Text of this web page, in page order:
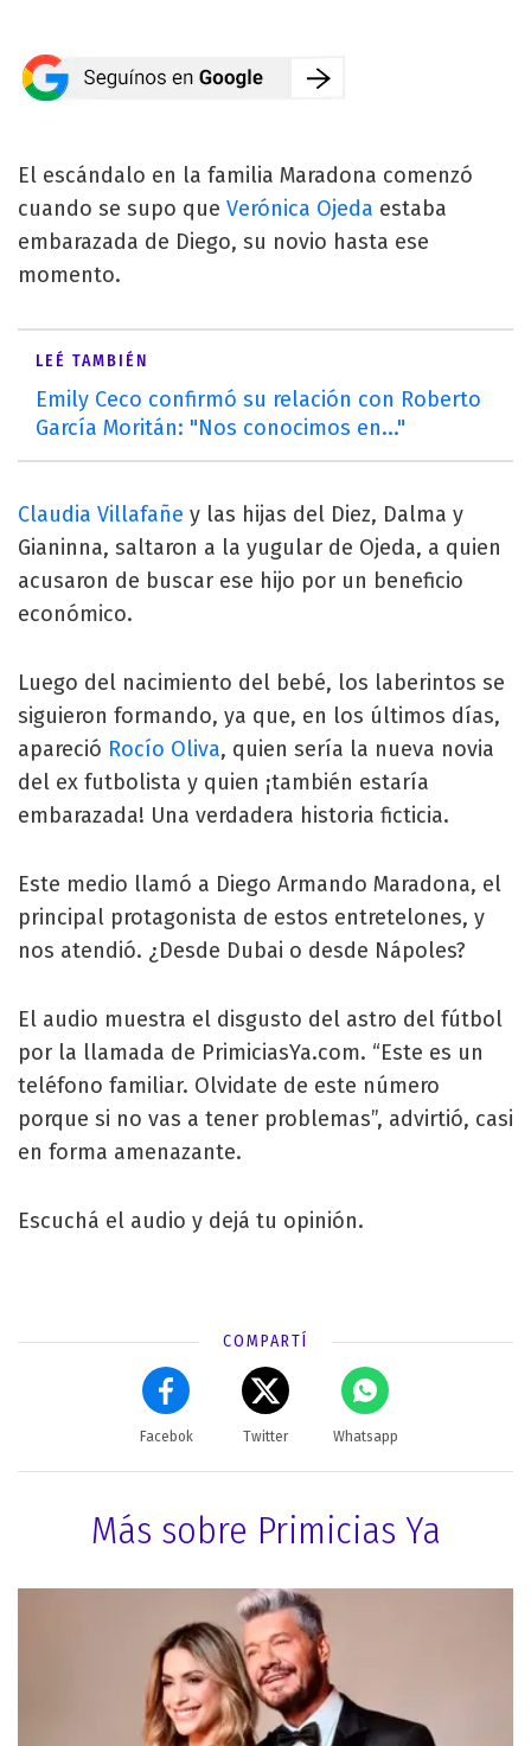
El escándalo en la familia Maradona comenzó
cuando se supo que Verónica Ojeda estaba
embarazada de Diego, su novio hasta ese
momento.
LEÉ TAMBIÉN
Emily Ceco confirmó su relación con Roberto
García Moritán: "Nos conocimos en..."
Claudia Villafañe y las hijas del Diez, Dalma y
Gianinna, saltaron a la yugular de Ojeda, a quien
acusaron de buscar ese hijo por un beneficio
económico.
Luego del nacimiento del bebé, los laberintos se
siguieron formando, ya que, en los últimos días,
apareció Rocío Oliva, quien sería la nueva novia
del ex futbolista y quien ¡también estaría
embarazada! Una verdadera historia ficticia.
Este medio llamó a Diego Armando Maradona, el
principal protagonista de estos entretelones, y
nos atendió. ¿Desde Dubai o desde Nápoles?
El audio muestra el disgusto del astro del fútbol
por la llamada de PrimiciasYa.com. “Este es un
teléfono familiar. Olvidate de este número
porque si no vas a tener problemas”, advirtió, casi
en forma amenazante.
Escuchá el audio y dejá tu opinión.
COMPARTÍ
Facebok Twitter Whatsapp
Más sobre Primicias Ya